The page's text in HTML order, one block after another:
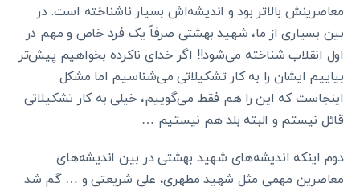
معاصرینش بالاتر بود و اندیشه‌اش بسیار ناشناخته است. در
بین بسیاری از ما، شهید بهشتی صرفاً یک فرد خاص و مهم در
اول انقلاب شناخته می‌شود!! اگر خدای ناکرده بخواهیم پیش‌تر
بیاییم ایشان را به کار تشکیلاتی می‌شناسیم اما مشکل
اینجاست که این را هم فقط می‌گوییم، خیلی به کار تشکیلاتی
قائل نیستم و البته بلد هم نیستیم …
دوم اینکه اندیشه‌های شهید بهشتی در بین اندیشه‌های
معاصرین مهمی مثل شهید مطهری، علی شریعتی و … گم شد